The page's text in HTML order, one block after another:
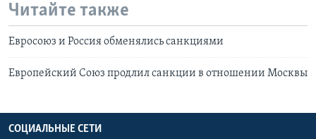
Читайте также
Евросоюз и Россия обменялись санкциями
Европейский Союз продлил санкции в отношении Москвы
СОЦИАЛЬНЫЕ СЕТИ